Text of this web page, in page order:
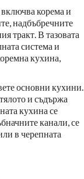
корема и
надбъбречните
тракт. В тазовата
система и
кухина,
основни кухини.
и съдържа
кухина се
канали, се
в черепната